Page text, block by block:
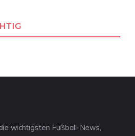
wichtigsten Fußball-News,